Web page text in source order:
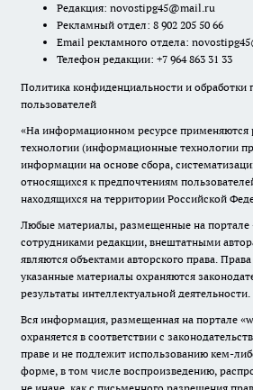
Редакция: novostipg45@mail.ru
Рекламный отдел: 8 902 205 50 66
Email рекламного отдела:
Телефон редакции: +7 964 863 31 33
Политика конфиденциальности и обработки
пользователей
«На информационном ресурсе применяются
технологии (информационные технологии
информации на основе сбора,
относящихся к предпочтениям
находящихся на территории Российской
Любые материалы, размещенные на портале
сотрудниками редакции, внештатными
являются объектами авторского права.
указанные материалы охраняются
результаты интеллектуальной деятельности.
Вся информация, размещенная на портале
охраняется в соответствии с
праве и не подлежит использованию кем-
форме, в том числе воспроизведению,